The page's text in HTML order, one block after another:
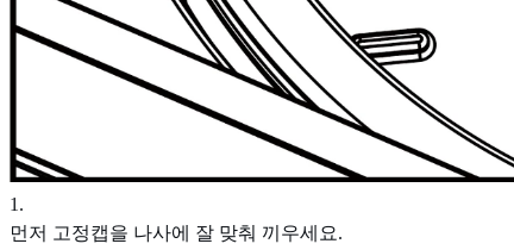
1 .
먼저 고정캡을 나사에 잘 맞춰 끼우세요.